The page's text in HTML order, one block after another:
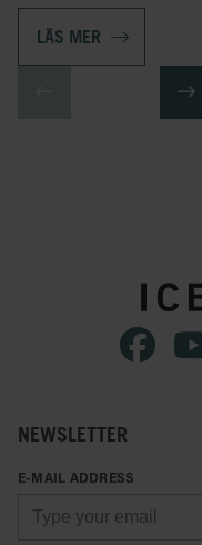
LÄS MER
NEWSLETTER
E-MAIL ADDRESS